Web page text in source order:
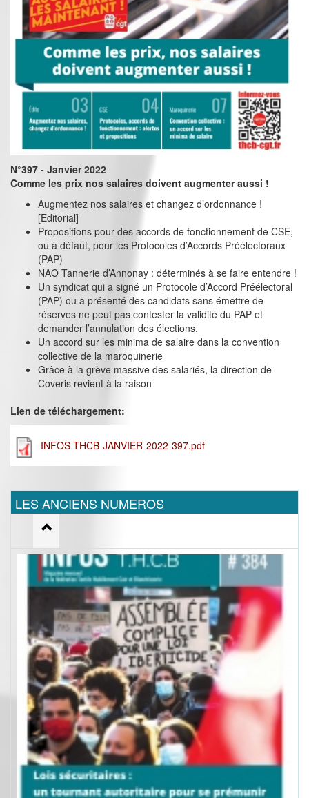
N°397 - Janvier 2022
Comme les prix nos salaires doivent augmenter aussi !
Augmentez nos salaires et changez d’ordonnance !
[Editorial]
Propositions pour des accords de fonctionnement de CSE,
ou à défaut, pour les Protocoles d’Accords Préélectoraux
(PAP)
NAO Tannerie d’Annonay : déterminés à se faire entendre !
Un syndicat qui a signé un Protocole d’Accord Préélectoral
(PAP) ou a présenté des candidats sans émettre de
réserves ne peut pas contester la validité du PAP et
demander l’annulation des élections.
Un accord sur les minima de salaire dans la convention
collective de la maroquinerie
Grâce à la grève massive des salariés, la direction de
Coveris revient à la raison
Lien de téléchargement:
INFOS-THCB-JANVIER-2022-397.pdf
LES ANCIENS NUMEROS